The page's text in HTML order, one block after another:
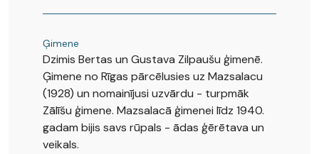
Ģimene
Dzimis Bertas un Gustava Zilpaušu ģimenē.
Ģimene no Rīgas pārcēlusies uz Mazsalacu
(1928) un nomainījusi uzvārdu - turpmāk
Zālīšu ģimene. Mazsalacā ģimenei līdz 1940.
gadam bijis savs rūpals - ādas ģērētava un
veikals.